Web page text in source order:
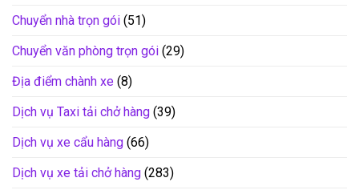
Chuyển nhà trọn gói (51)
Chuyển văn phòng trọn gói (29)
Địa điểm chành xe (8)
Dịch vụ Taxi tải chở hàng (39)
Dịch vụ xe cẩu hàng (66)
Dịch vụ xe tải chở hàng (283)